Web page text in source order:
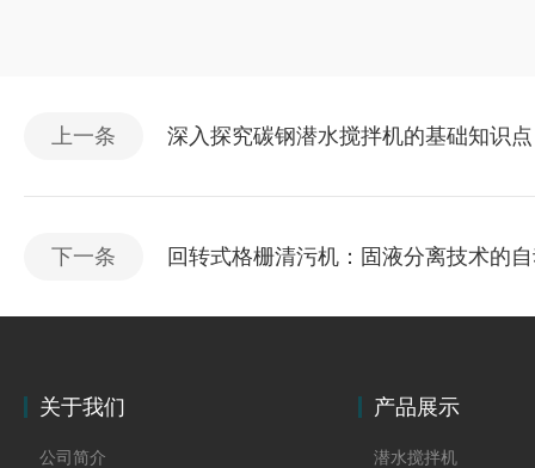
上一条 深入探究碳钢潜水搅拌机的基础知识点
下一条 回转式格栅清污机：固液分离技术的
关于我们
公司简介
产品展示
潜水搅拌机